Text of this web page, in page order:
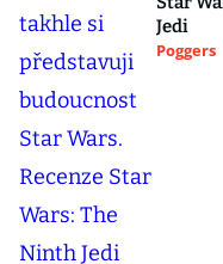
Jedi
Poggers